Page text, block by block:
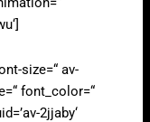
size=“ av-
font_color=“
2jjaby‘